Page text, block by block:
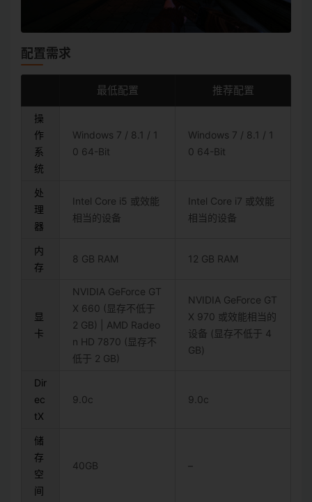
配置需求
最低配置 推荐配置
操
作
系
统
Windows 7 / 8.1 / 1
0 64-Bit
Windows 7 / 8.1 / 1
0 64-Bit
处
理
器
Intel Core i5 或效能
相当的设备
Intel Core i7 或效能
相当的设备
内
存
8 GB RAM 12 GB RAM
显
卡
NVIDIA GeForce GT
X 660 (显存不低于
2 GB) | AMD Radeo
n HD 7870 (显存不
低于 2 GB)
NVIDIA GeForce GT
X 970 或效能相当的
设备 (显存不低于 4
GB)
Dir
ec
tX
9.0c 9.0c
储
存
空
间
40GB –